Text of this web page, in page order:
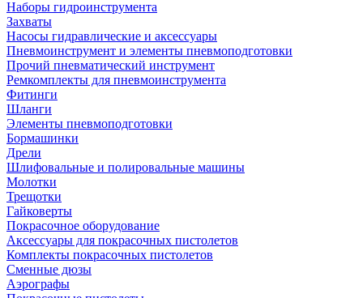
Наборы гидроинструмента
Захваты
Насосы гидравлические и аксессуары
Пневмоинструмент и элементы пневмоподготовки
Прочий пневматический инструмент
Ремкомплекты для пневмоинструмента
Фитинги
Шланги
Элементы пневмоподготовки
Бормашинки
Дрели
Шлифовальные и полировальные машины
Молотки
Трещотки
Гайковерты
Покрасочное оборудование
Аксессуары для покрасочных пистолетов
Комплекты покрасочных пистолетов
Сменные дюзы
Аэрографы